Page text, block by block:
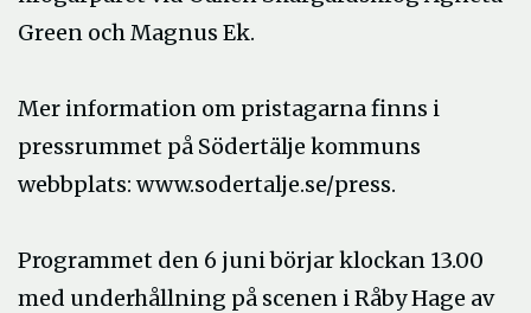
Green och Magnus Ek.
Mer information om pristagarna finns i
pressrummet på Södertälje kommuns
webbplats: www.sodertalje.se/press.
Programmet den 6 juni börjar klockan 13.00
med underhållning på scenen i Råby Hage av